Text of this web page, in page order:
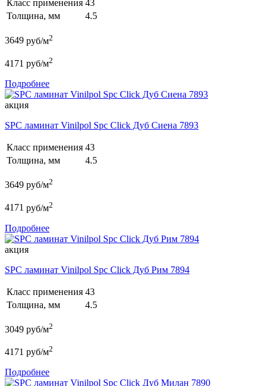
Класс применения 43
Толщина, мм
4.5
3649 руб/м2
4171 руб/м2
Подробнее
акция
SPC ламинат Vinilpol Spc Click Дуб Сиена 7893
Класс применения 43
Толщина, мм
4.5
3649 руб/м2
4171 руб/м2
Подробнее
акция
SPC ламинат Vinilpol Spc Click Дуб Рим 7894
Класс применения 43
Толщина, мм
4.5
3049 руб/м2
4171 руб/м2
Подробнее